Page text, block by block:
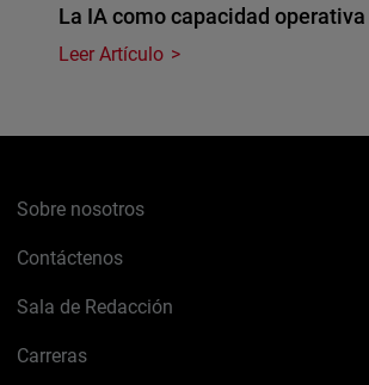
La IA como capacidad operativa
Leer Artículo
Sobre nosotros
Contáctenos
Sala de Redacción
Carreras